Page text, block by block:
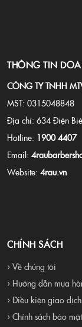
THÔNG TIN
CÔNG TY TNHH
MST: 0315048848
Địa chỉ: 634 Điện
Hotline: 1900 4407
Email:
Website: 4rau.vn
CHÍNH SÁCH
› Về chúng tôi
› Hướng dẫn mua
› Điều kiện giao
› Chính sách bảo